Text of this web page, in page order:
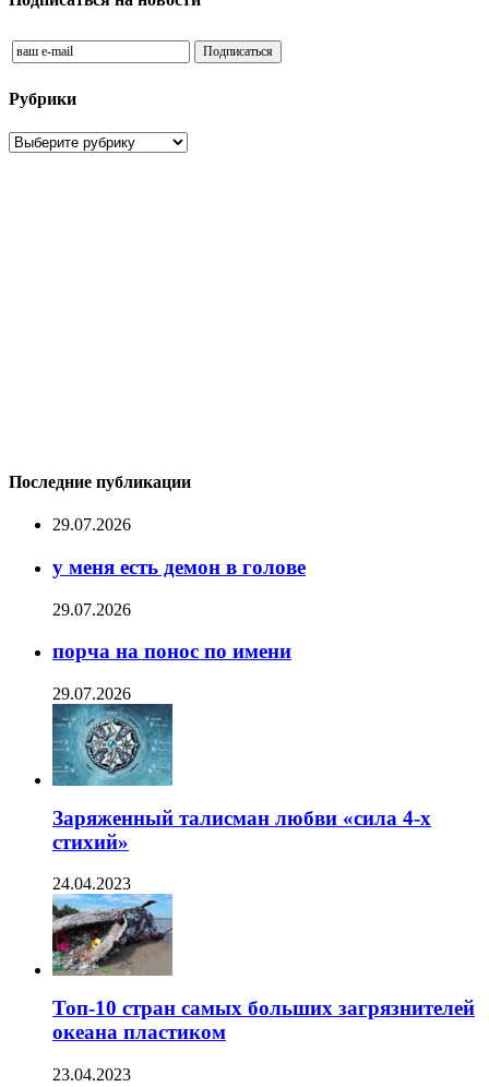
Рубрики
Рубрики
Последние публикации
29.07.2026
у меня есть демон в голове
29.07.2026
порча на понос по имени
29.07.2026
Заряженный талисман любви «сила 4-х
стихий»
24.04.2023
Топ-10 стран самых больших загрязнителей
океана пластиком
23.04.2023